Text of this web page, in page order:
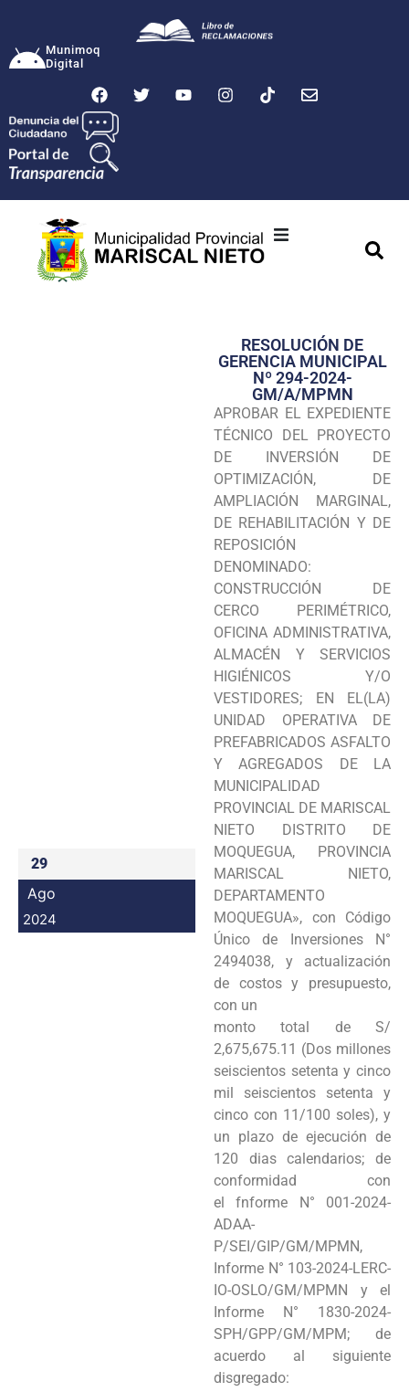
Munimoq
Digital
Transparencia
Seguridad
Programas
Intranet
29
Ago
2024
RESOLUCIÓN DE
GERENCIA MUNICIPAL
Nº 294-2024-
GM/A/MPMN
APROBAR EL EXPEDIENTE
TÉCNICO DEL PROYECTO
DE INVERSIÓN DE
OPTIMIZACIÓN, DE
AMPLIACIÓN MARGINAL,
DE REHABILITACIÓN Y DE
REPOSICIÓN
DENOMINADO:
CONSTRUCCIÓN DE
CERCO PERIMÉTRICO,
OFICINA ADMINISTRATIVA,
ALMACÉN Y SERVICIOS
HIGIÉNICOS Y/O
VESTIDORES; EN EL(LA)
UNIDAD OPERATIVA DE
PREFABRICADOS ASFALTO
Y AGREGADOS DE LA
MUNICIPALIDAD
PROVINCIAL DE MARISCAL
NIETO DISTRITO DE
MOQUEGUA, PROVINCIA
MARISCAL NIETO,
DEPARTAMENTO
MOQUEGUA», con Código
Único de Inversiones N°
2494038, y actualización
de costos y presupuesto,
con un
monto total de S/
2,675,675.11 (Dos millones
seiscientos setenta y cinco
mil seiscientos setenta y
cinco con 11/100 soles), y
un plazo de ejecución de
120 dias calendarios; de
conformidad con
el fnforme N° 001-2024-
ADAA-
P/SEI/GIP/GM/MPMN,
Informe N° 103-2024-LERC-
IO-OSLO/GM/MPMN y el
Informe N° 1830-2024-
SPH/GPP/GM/MPM; de
acuerdo al siguiente
disgregado: